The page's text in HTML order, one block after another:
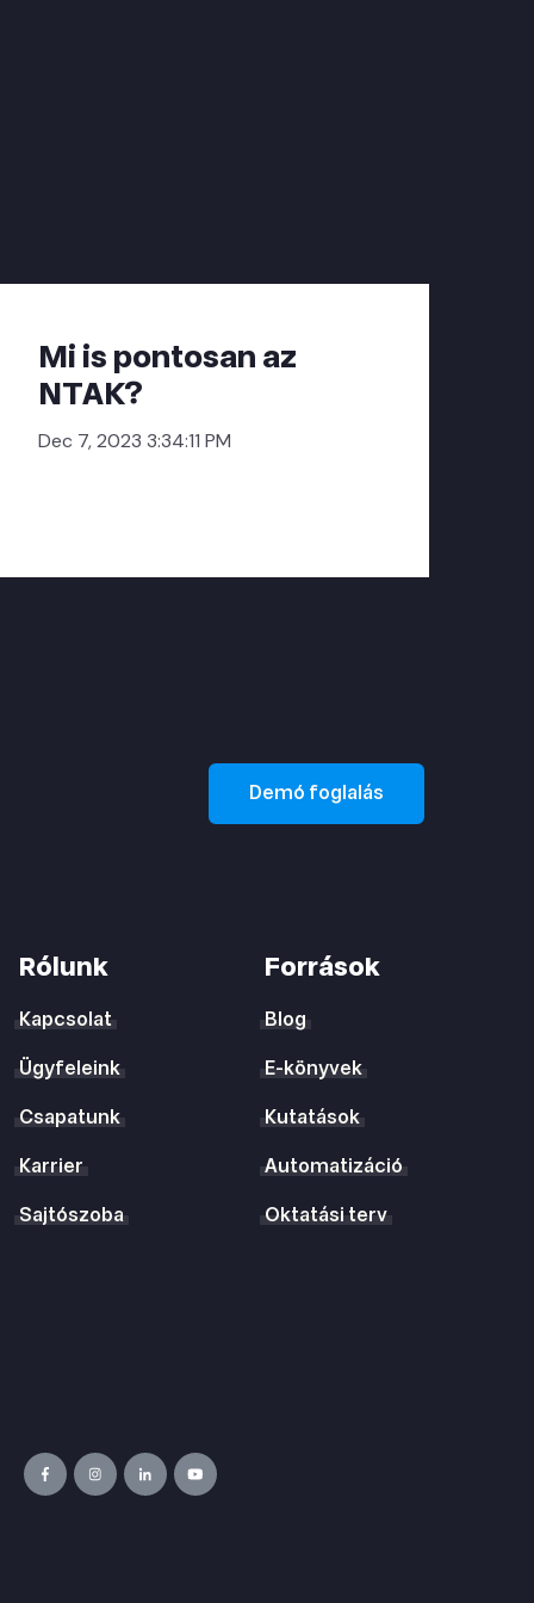
Mi is pontosan az
NTAK?
Dec 7, 2023 3:34:11 PM
Demó foglalás
Rólunk
Kapcsolat
Ügyfeleink
Csapatunk
Karrier
Sajtószoba
Források
Blog
E-könyvek
Kutatások
Automatizáció
Oktatási terv